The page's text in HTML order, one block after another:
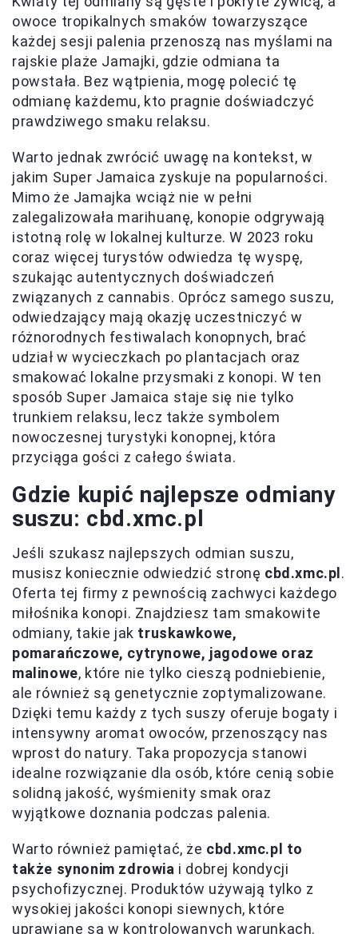
owoce tropikalnych smaków towarzyszące
każdej sesji palenia przenoszą nas myślami na
rajskie plaże Jamajki, gdzie odmiana ta
powstała. Bez wątpienia, mogę polecić tę
odmianę każdemu, kto pragnie doświadczyć
prawdziwego smaku relaksu.
Warto jednak zwrócić uwagę na kontekst, w
jakim Super Jamaica zyskuje na popularności.
Mimo że Jamajka wciąż nie w pełni
zalegalizowała marihuanę, konopie odgrywają
istotną rolę w lokalnej kulturze. W 2023 roku
coraz więcej turystów odwiedza tę wyspę,
szukając autentycznych doświadczeń
związanych z cannabis. Oprócz samego suszu,
odwiedzający mają okazję uczestniczyć w
różnorodnych festiwalach konopnych, brać
udział w wycieczkach po plantacjach oraz
smakować lokalne przysmaki z konopi. W ten
sposób Super Jamaica staje się nie tylko
trunkiem relaksu, lecz także symbolem
nowoczesnej turystyki konopnej, która
przyciąga gości z całego świata.
Gdzie kupić najlepsze odmiany
suszu: cbd.xmc.pl
Jeśli szukasz najlepszych odmian suszu,
musisz koniecznie odwiedzić stronę cbd.xmc.pl .
Oferta tej firmy z pewnością zachwyci każdego
miłośnika konopi. Znajdziesz tam smakowite
odmiany, takie jak truskawkowe,
pomarańczowe, cytrynowe, jagodowe oraz
malinowe, które nie tylko cieszą podniebienie,
ale również są genetycznie zoptymalizowane.
Dzięki temu każdy z tych suszy oferuje bogaty i
intensywny aromat owoców, przenoszący nas
wprost do natury. Taka propozycja stanowi
idealne rozwiązanie dla osób, które cenią sobie
solidną jakość, wyśmienity smak oraz
wyjątkowe doznania podczas palenia.
Warto również pamiętać, że cbd.xmc.pl to
także synonim zdrowia i dobrej kondycji
psychofizycznej. Produktów używają tylko z
wysokiej jakości konopi siewnych, które
uprawiane są w kontrolowanych warunkach.